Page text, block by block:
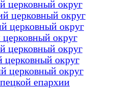
церковный округ
церковный округ
церковный округ
церковный округ
церковный округ
церковный округ
церковный округ
епархии